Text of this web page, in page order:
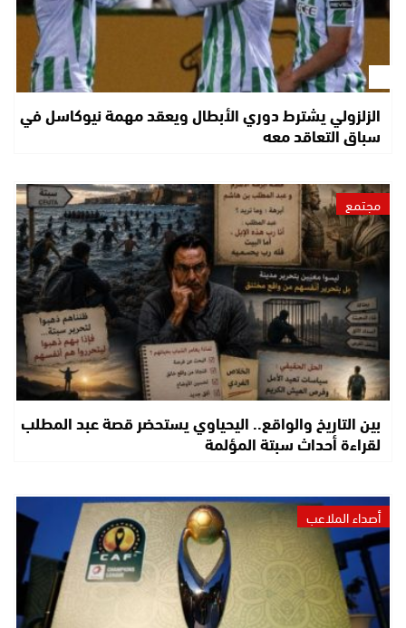
الزلزولي يشترط دوري الأبطال ويعقد مهمة نيوكاسل في
سباق التعاقد معه
مجتمع
بين التاريخ والواقع.. اليحياوي يستحضر قصة عبد المطلب
لقراءة أحداث سبتة المؤلمة
أصداء الملاعب